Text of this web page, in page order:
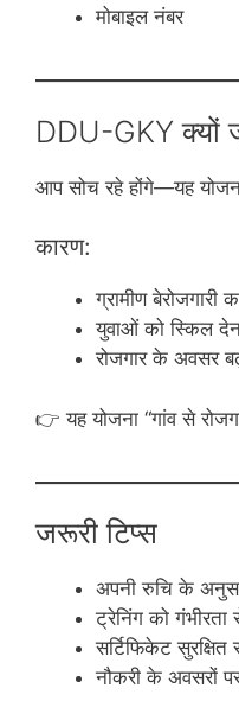
मोबाइल नंबर
DDU-GKY क्यों
आप सोच रहे होंगे—यह
कारण:
ग्रामीण बेरोजगारी
युवाओं को स्किल
रोजगार के अवसर
👉 यह योजना “गांव से
जरूरी टिप्स
अपनी रुचि के
ट्रेनिंग को
सर्टिफिकेट सुरक्षित
नौकरी के अवसरों